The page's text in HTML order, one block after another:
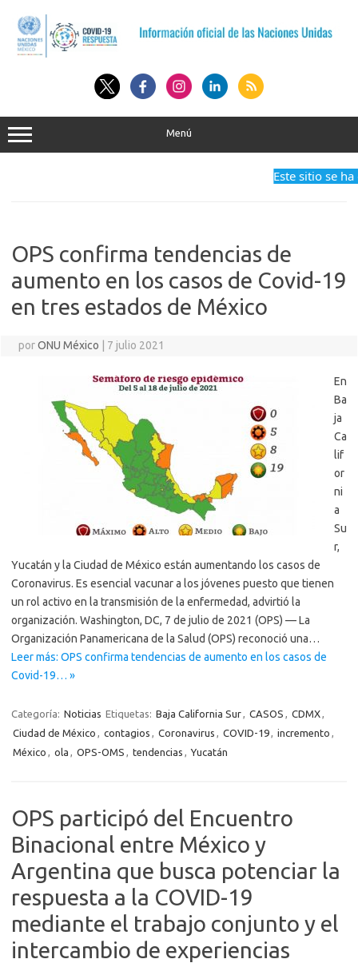
contenido
Menú
Este sitio se ha
OPS confirma tendencias de
aumento en los casos de Covid-19
en tres estados de México
porONU México 7 julio 2021
En
Ba
ja
Ca
lif
or
ni
a
Su
r,
Yucatán y la Ciudad de México están aumentando los casos de
Coronavirus. Es esencial vacunar a los jóvenes puesto que tienen
un rol activo en la transmisión de la enfermedad, advirtió la
organización. Washington, DC, 7 de julio de 2021 (OPS) — La
Organización Panamericana de la Salud (OPS) reconoció una…
Leer más: OPS confirma tendencias de aumento en los casos de
Covid-19… »
Categoría: Noticias Etiquetas: Baja California Sur, CASOS , CDMX,
Ciudad de México , contagios , Coronavirus , COVID-19, incremento ,
México , ola , OPS-OMS , tendencias , Yucatán
OPS participó del Encuentro
Binacional entre México y
Argentina que busca potenciar la
respuesta a la COVID-19
mediante el trabajo conjunto y el
intercambio de experiencias